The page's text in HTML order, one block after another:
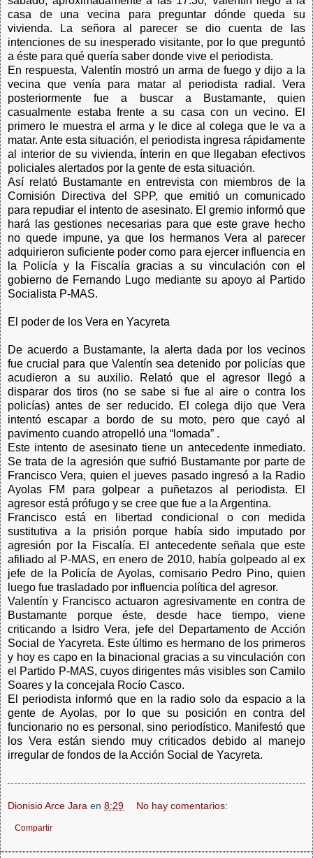
casa de una vecina para preguntar dónde queda su
vivienda. La señora al parecer se dio cuenta de las
intenciones de su inesperado visitante, por lo que preguntó
a éste para qué quería saber donde vive el periodista.
En respuesta, Valentín mostró un arma de fuego y dijo a la
vecina que venía para matar al periodista radial. Vera
posteriormente fue a buscar a Bustamante, quien
casualmente estaba frente a su casa con un vecino. El
primero le muestra el arma y le dice al colega que le va a
matar. Ante esta situación, el periodista ingresa rápidamente
al interior de su vivienda, ínterin en que llegaban efectivos
policiales alertados por la gente de esta situación.
Así relató Bustamante en entrevista con miembros de la
Comisión Directiva del SPP, que emitió un comunicado
para repudiar el intento de asesinato. El gremio informó que
hará las gestiones necesarias para que este grave hecho
no quede impune, ya que los hermanos Vera al parecer
adquirieron suficiente poder como para ejercer influencia en
la Policía y la Fiscalía gracias a su vinculación con el
gobierno de Fernando Lugo mediante su apoyo al Partido
Socialista P-MAS.
El poder de los Vera en Yacyreta
De acuerdo a Bustamante, la alerta dada por los vecinos
fue crucial para que Valentín sea detenido por policías que
acudieron a su auxilio. Relató que el agresor llegó a
disparar dos tiros (no se sabe si fue al aire o contra los
policías) antes de ser reducido. El colega dijo que Vera
intentó escapar a bordo de su moto, pero que cayó al
pavimento cuando atropelló una “lomada” .
Este intento de asesinato tiene un antecedente inmediato.
Se trata de la agresión que sufrió Bustamante por parte de
Francisco Vera, quien el jueves pasado ingresó a la Radio
Ayolas FM para golpear a puñetazos al periodista. El
agresor está prófugo y se cree que fue a la Argentina.
Francisco está en libertad condicional o con medida
sustitutiva a la prisión porque había sido imputado por
agresión por la Fiscalía. El antecedente señala que este
afiliado al P-MAS, en enero de 2010, había golpeado al ex
jefe de la Policía de Ayolas, comisario Pedro Pino, quien
luego fue trasladado por influencia política del agresor.
Valentín y Francisco actuaron agresivamente en contra de
Bustamante porque éste, desde hace tiempo, viene
criticando a Isidro Vera, jefe del Departamento de Acción
Social de Yacyreta. Este último es hermano de los primeros
y hoy es capo en la binacional gracias a su vinculación con
el Partido P-MAS, cuyos dirigentes más visibles son Camilo
Soares y la concejala Rocío Casco.
El periodista informó que en la radio solo da espacio a la
gente de Ayolas, por lo que su posición en contra del
funcionario no es personal, sino periodístico. Manifestó que
los Vera están siendo muy criticados debido al manejo
irregular de fondos de la Acción Social de Yacyreta.
Dionisio Arce Jara en 8:29 No hay comentarios:
Compartir